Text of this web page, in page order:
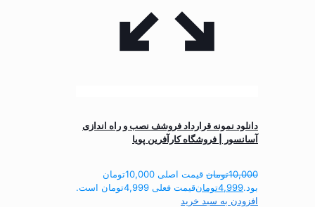
دانلود نمونه قرارداد فروشف نصب و راه اندازی
آسانسور | فروشگاه کارآفرین پویا
10,000تومان
قیمت اصلی 10,000تومان
بود.4,999تومانقیمت فعلی 4,999تومان است.
افزودن به سبد خرید